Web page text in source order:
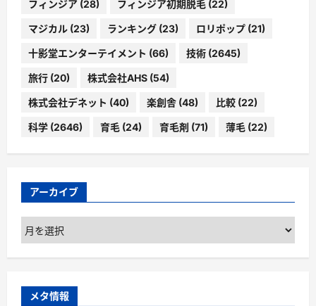
フィンジア (28) フィンジア初期脱毛 (22)
マジカル (23) ランキング (23) ロリポップ (21)
十影堂エンターテイメント (66) 技術 (2645)
旅行 (20) 株式会社AHS (54)
株式会社デネット (40) 楽創舎 (48) 比較 (22)
科学 (2646) 育毛 (24) 育毛剤 (71) 薄毛 (22)
アーカイブ
ア
ー
カ
ブ
メタ情報